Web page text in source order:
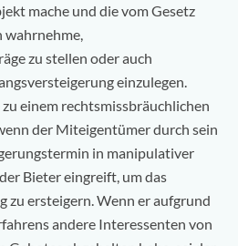
mache und die vom Gesetz
zu stellen oder auch
einzulegen.
einem rechtsmissbräuchlichen
der Miteigentümer durch sein
in manipulativer
Bieter eingreift, um das
zu ersteigern. Wenn er aufgrund
andere Interessenten von